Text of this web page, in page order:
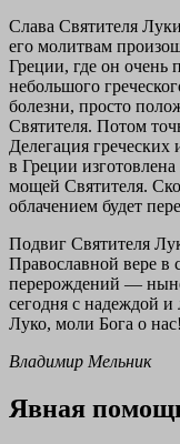
Слава Святителя
его молитвам
Греции, где он очень
небольшого
болезни, просто
Святителя. Потом
Делегация
в Греции изготовлена
мощей Святителя.
облачением будет
Подвиг Святителя
Православной вере
перерождений —
сегодня с надеждой
Луко, моли Бога о
Владимир Мельник
Явная